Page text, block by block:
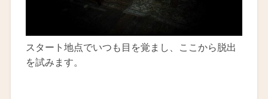
スタート地点でいつも目を覚まし、ここから脱出
を試みます。